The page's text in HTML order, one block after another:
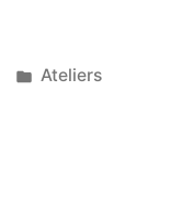
Posted
Ateliers